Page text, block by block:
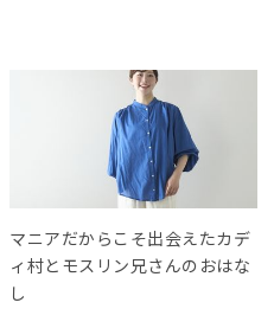
マニアだからこそ出会えたカデ
ィ村とモスリン兄さんのおはな
し